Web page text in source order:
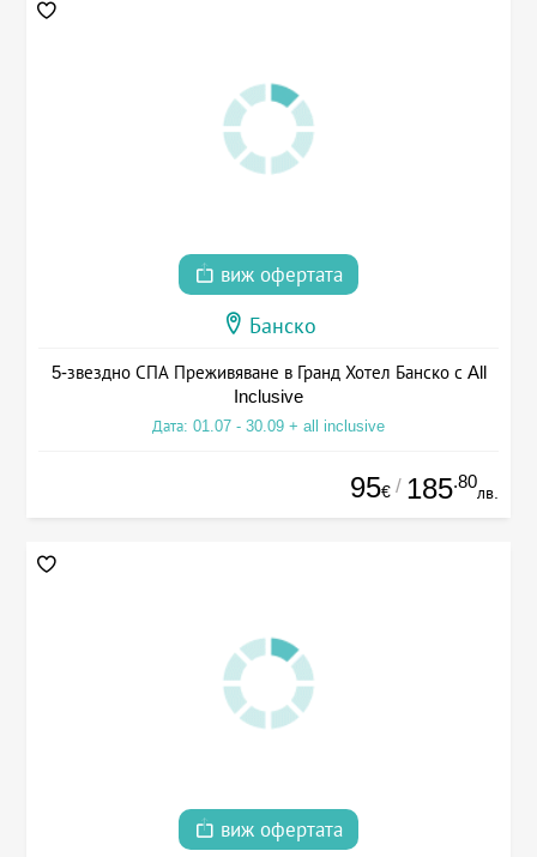
виж офертата
Банско
5-звездно СПА Преживяване в Гранд Хотел Банско с All
Inclusive
Дата: 01.07 - 30.09 + all inclusive
95€ / 185.80
лв.
виж офертата